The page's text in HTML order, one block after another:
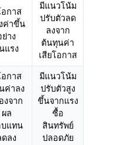
อกาส
ค่าขึ้น
ย่าง
แรง
มีแนวโน้ม
ปรับตัวลด
ลงจาก
ต้นทุนค่า
เสียโอกาส
อกาส
ค่าลง
งจาก
ผล
บแทน
ดลง
มีแนวโน้ม
ปรับตัวสูง
ขึ้นจากแรง
ซื้อ
สินทรัพย์
ปลอดภัย